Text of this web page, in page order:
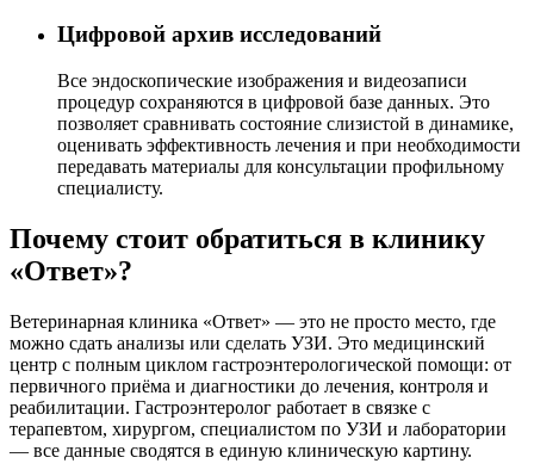
Цифровой архив исследований
Все эндоскопические изображения и видеозаписи
процедур сохраняются в цифровой базе данных. Это
позволяет сравнивать состояние слизистой в динамике,
оценивать эффективность лечения и при необходимости
передавать материалы для консультации профильному
специалисту.
Почему стоит обратиться в клинику
«Ответ»?
Ветеринарная клиника «Ответ» — это не просто место, где
можно сдать анализы или сделать УЗИ. Это медицинский
центр с полным циклом гастроэнтерологической помощи: от
первичного приёма и диагностики до лечения, контроля и
реабилитации. Гастроэнтеролог работает в связке с
терапевтом, хирургом, специалистом по УЗИ и лаборатории
— все данные сводятся в единую клиническую картину.